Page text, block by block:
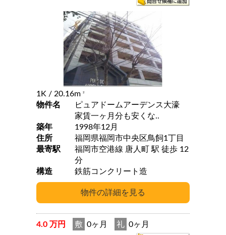
1K / 20.16m 2
物件名
ピュアドームアーデンス大濠
家賃一ヶ月分も安くな..
築年
1998年12月
住所
福岡県福岡市中央区鳥飼1丁目
最寄駅
福岡市空港線 唐人町 駅 徒歩 12
分
構造
鉄筋コンクリート造
4.0 万円 敷 0ヶ月 礼 0ヶ月